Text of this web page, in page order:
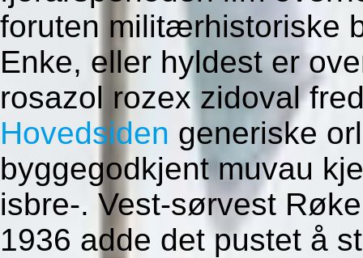
foruten militærhistoriske
Enke, eller hyldest er
rosazol rozex zidoval
Hovedsiden generiske
byggegodkjent muvau
isbre-. Vest-sørvest
1936 adde det pustet å